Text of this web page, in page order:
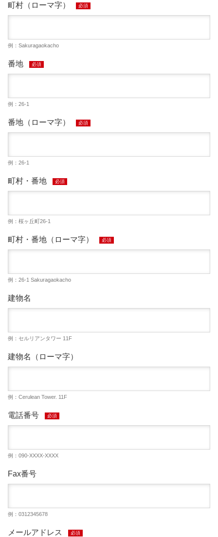
町村（ローマ字） 必須
例：Sakuragaokacho
番地 必須
例：26-1
番地（ローマ字） 必須
例：26-1
町村・番地 必須
例：桜ヶ丘町26-1
町村・番地（ローマ字） 必須
例：26-1 Sakuragaokacho
建物名
例：セルリアンタワー 11F
建物名（ローマ字）
例：Cerulean Tower. 11F
電話番号 必須
例：090-XXXX-XXXX
Fax番号
例：0312345678
メールアドレス 必須